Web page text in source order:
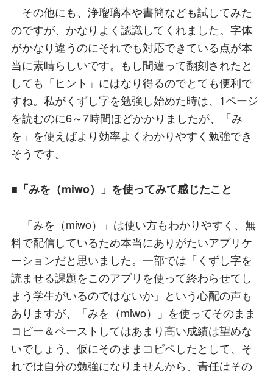
その他にも、浄瑠璃本や書簡なども試してみた
のですが、かなりよく認識してくれました。字体
がかなり違うのにそれでも対応できている点が本
当に素晴らしいです。もし間違って翻刻されたと
しても「ヒント」にはなり得るのでとても便利で
すね。私がくずし字を勉強し始めた時は、1ページ
を読むのに6～7時間ほどかかりましたが、「み
を」を使えばより効率よくわかりやすく勉強でき
そうです。
■「みを（miwo）」を使ってみて感じたこと
「みを（miwo）」は使い方もわかりやすく、無
料で配信しているため本当にありがたいアプリケ
ーションだと思いました。一部では「くずし字を
読ませる課題をこのアプリを使って終わらせてし
まう学生がいるのではないか」という心配の声も
ありますが、「みを（miwo）」を使ってそのまま
コピー＆ペーストしてはあまり高い成績は望めな
いでしょう。仮にそのままコピペしたとして、そ
れでは自分の勉強になりませんから、責任はその